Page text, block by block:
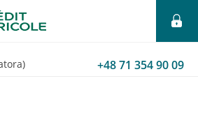
+48 71 354 90 09